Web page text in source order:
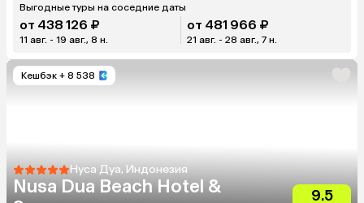
Выгодные туры на соседние даты
от 438 126 ₽
11 авг. - 19 авг., 8 н.
от 481 966 ₽
21 авг. - 28 авг., 7 н.
Кешбэк + 8 538
Нуса Дуа, Индонезия
Nusa Dua Beach Hotel &
9.5